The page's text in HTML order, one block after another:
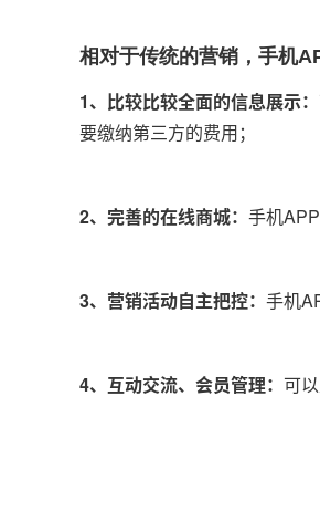
相对于传统的营销，手机
1、比较比较全面的信息展示：
要缴纳第三方的费用；
2、完善的在线商城： 手机
3、营销活动自主把控： 手机
4、互动交流、会员管理： 可